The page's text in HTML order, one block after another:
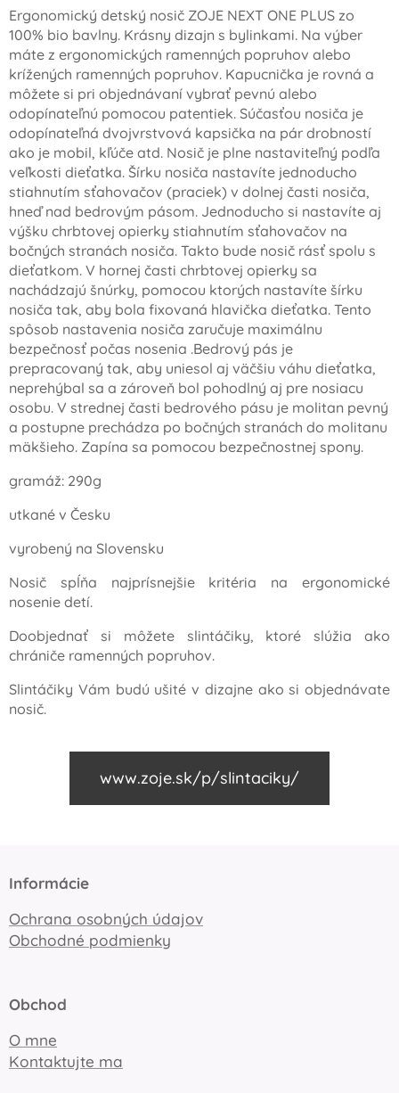
Ergonomický detský nosič ZOJE NEXT ONE PLUS zo
100% bio bavlny. Krásny dizajn s bylinkami. Na výber
máte z ergonomických ramenných popruhov alebo
krížených ramenných popruhov. Kapucnička je rovná a
môžete si pri objednávaní vybrať pevnú alebo
odopínateľnú pomocou patentiek. Súčasťou nosiča je
odopínateľná dvojvrstvová kapsička na pár drobností
ako je mobil, kľúče atd. Nosič je plne nastaviteľný podľa
veľkosti dieťatka. Šírku nosiča nastavíte jednoducho
stiahnutím sťahovačov (praciek) v dolnej časti nosiča,
hneď nad bedrovým pásom. Jednoducho si nastavíte aj
výšku chrbtovej opierky stiahnutím sťahovačov na
bočných stranách nosiča. Takto bude nosič rásť spolu s
dieťatkom. V hornej časti chrbtovej opierky sa
nachádzajú šnúrky, pomocou ktorých nastavíte šírku
nosiča tak, aby bola fixovaná hlavička dieťatka. Tento
spôsob nastavenia nosiča zaručuje maximálnu
bezpečnosť počas nosenia .Bedrový pás je
prepracovaný tak, aby uniesol aj väčšiu váhu dieťatka,
neprehýbal sa a zároveň bol pohodlný aj pre nosiacu
osobu. V strednej časti bedrového pásu je molitan pevný
a postupne prechádza po bočných stranách do molitanu
mäkšieho. Zapína sa pomocou bezpečnostnej spony.
gramáž: 290g
utkané v Česku
vyrobený na Slovensku
Nosič spĺňa najprísnejšie kritéria na ergonomické
nosenie detí.
Doobjednať si môžete slintáčiky, ktoré slúžia ako
chrániče ramenných popruhov.
Slintáčiky Vám budú ušité v dizajne ako si objednávate
nosič.
www.zoje.sk/p/slintaciky/
Informácie
Ochrana osobných údajov
Obchodné podmienky
Obchod
O mne
Kontaktujte ma